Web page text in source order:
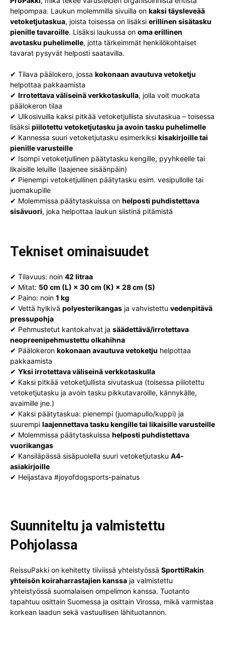
helpompaa. Laukun molemmilla sivuilla on kaksi täysleveää
vetoketjutaskua, joista toisessa on lisäksi erillinen sisätasku
pienille tavaroille. Lisäksi laukussa on oma erillinen
avotasku puhelimelle, jotta tärkeimmät henkilökohtaiset
tavarat pysyvät helposti saatavilla.
✔ Tilava päälokero, jossa kokonaan avautuva vetoketju
helpottaa pakkaamista
✔ Irrotettava väliseinä verkkotaskulla, jolla voit muokata
päälokeron tilaa
✔ Ulkosivuilla kaksi pitkää vetoketjullista sivutaskua – toisessa
lisäksi piilotettu vetoketjutasku ja avoin tasku puhelimelle
✔ Kannessa suuri vetoketjutasku esimerkiksi kisakirjoille tai
pienille varusteille
✔ Isompi vetoketjullinen päätytasku kengille, pyyhkeelle tai
likaisille leluille (laajenee sisäänpäin)
✔ Pienempi vetoketjullinen päätytasku esim. vesipullolle tai
juomakupille
✔ Molemmissa päätytaskuissa on helposti puhdistettava
sisävuori, joka helpottaa laukun siistinä pitämistä
Tekniset ominaisuudet
✔ Tilavuus: noin 42 litraa
✔ Mitat: 50 cm (L) × 30 cm (K) × 28 cm (S)
✔ Paino: noin 1 kg
✔ Vettä hylkivä polyesterikangas ja vahvistettu vedenpitävä
pressupohja
✔ Pehmustetut kantokahvat ja säädettävä/irrotettava
neopreenipehmustettu olkahihna
✔ Päälokeron kokonaan avautuva vetoketju helpottaa
pakkaamista
✔ Yksi irrotettava väliseinä verkkotaskulla
✔ Kaksi pitkää vetoketjullista sivutaskua (toisessa piilotettu
vetoketjutasku ja avoin tasku pikkutavaroille, kännykälle,
avaimille jne.)
✔ Kaksi päätytaskua: pienempi (juomapullo/kuppi) ja
suurempi laajennettava tasku kengille tai likaisille varusteille
✔ Molemmissa päätytaskuissa helposti puhdistettava
vuorikangas
✔ Kansiläpässä sisäpuolella suuri vetoketjutasku A4-
asiakirjoille
✔ Heijastava #joyofdogsports-painatus
Suunniteltu ja valmistettu
Pohjolassa
ReissuPakki on kehitetty tiiviissä yhteistyössä SporttiRakin
yhteisön koiraharrastajien kanssa ja valmistettu
yhteistyössä suomalaisen ompelimon kanssa. Tuotanto
tapahtuu osittain Suomessa ja osittain Virossa, mikä varmistaa
korkean laadun sekä vastuullisen lähituotannon.